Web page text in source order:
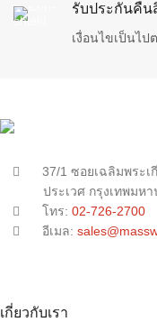
รับประกันคืน
เงื่อนไขเป็นไ
37/1 ซอยเฉลิมพระเ
ประเวศ กรุงเทพมห
โทร: 02-726-2700
อีเมล:
เกี่ยวกับเรา